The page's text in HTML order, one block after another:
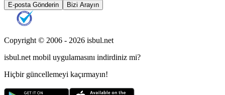
E-posta Gönderin Bizi Arayın
Copyright © 2006 - 2026 isbul.net
isbul.net mobil uygulamasını indirdiniz mi?
Hiçbir güncellemeyi kaçırmayın!